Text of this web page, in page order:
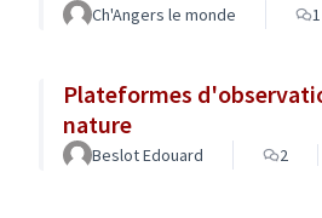
Ch'Angers le monde 1
Plateformes
nature
Beslot Edouard 2